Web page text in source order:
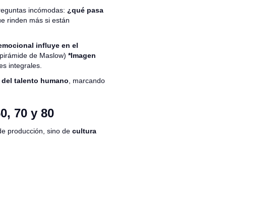
incómodas: ¿qué pasa
rinden más si están
influye en el
de Maslow) *Imagen
integrales.
talento humano , marcando
70 y 80
producción, sino de cultura